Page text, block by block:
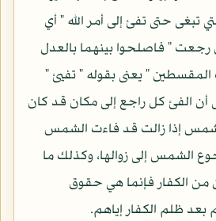
تبغى حتى تفئ إلى أمر الله " أي
" فاصلحوا بينهما بالعدل
" يعنى بقوله " تفيئ "
أن الفئ كل راجع إلى مكان قد كان
إذا زالت قد فاءت الشمس
الشمس إلى زوالها، وكذلك ما
من الكفار فإنما هي حقوق
ظلم الكفار إياهم.